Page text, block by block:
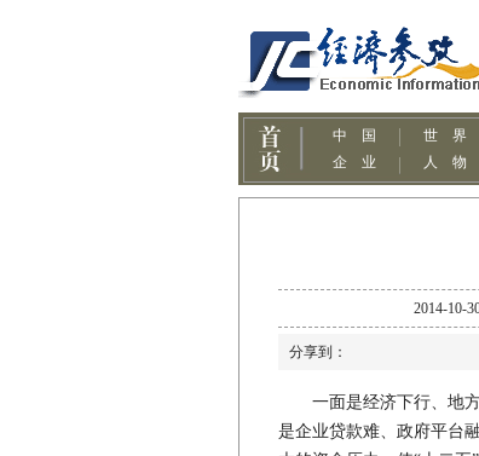
2014-
分享到：
一面是经济下行、地方
是企业贷款难、政府平台